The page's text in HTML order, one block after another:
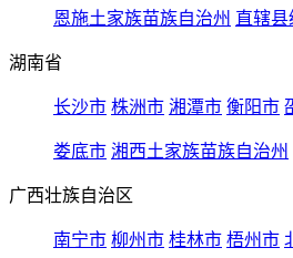
恩施土家族苗族自治州 直辖县
湖南省
长沙市 株洲市 湘潭市 衡阳市
娄底市 湘西土家族苗族自治州
广西壮族自治区
南宁市 柳州市 桂林市 梧州市